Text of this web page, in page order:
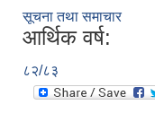
सूचना तथा समाचार
आर्थिक वर्ष:
८२/८३